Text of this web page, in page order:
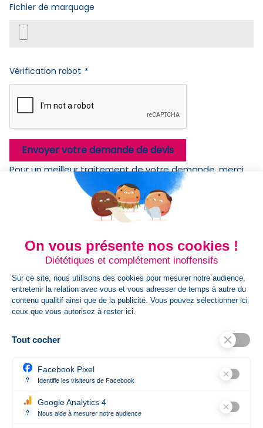
Fichier de marquage
Vérification robot *
Envoyer votre demande de devis
Pour un meilleur traitement de votre demande, merci
de nous adresser un fichier vectorisé. Les formats
acceptés sont .eps .ai .pdf .jpg .jpeg .png
RéférenceBAD39-040#16467
Fiche technique
Qty / Crt 0
Origine
Dim Carton
ÉtatNouveau produit
On vous présente nos cookies !
Diététiques et complétement inoffensifs
Sur ce site, nous utilisons des cookies pour mesurer notre audience,
entretenir la relation avec vous et vous adresser de temps à autre du
contenu qualitif ainsi que de la publicité. Vous pouvez sélectionner ici
ceux que vous autorisez à rester ici.
Tout cocher
?
Facebook Pixel
Identifie les visiteurs de Facebook
?
Google Analytics 4
Nous aide à mesurer notre audience